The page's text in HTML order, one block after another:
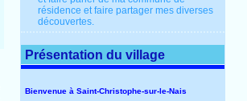
résidence et faire partager mes diverses
découvertes.
Présentation du village
Bienvenue à Saint-Christophe-sur-le-Nais